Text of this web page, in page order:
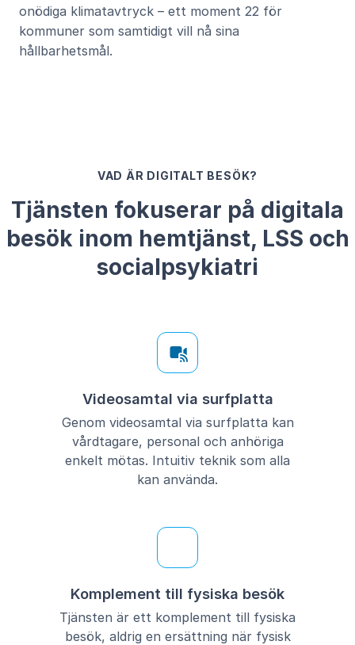
onödiga klimatavtryck – ett moment 22 för
kommuner som samtidigt vill nå sina
hållbarhetsmål.
VAD ÄR DIGITALT BESÖK?
Tjänsten fokuserar på digitala
besök inom hemtjänst, LSS och
socialpsykiatri
Videosamtal via surfplatta
Genom videosamtal via surfplatta kan
vårdtagare, personal och anhöriga
enkelt mötas. Intuitiv teknik som alla
kan använda.
Komplement till fysiska besök
Tjänsten är ett komplement till fysiska
besök, aldrig en ersättning när fysisk